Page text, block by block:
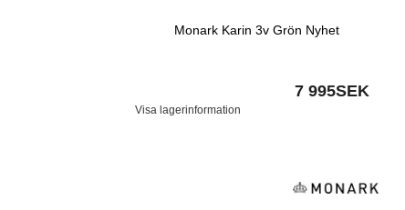
Monark Karin 3v Grön Nyhet
7 995SEK
Visa lagerinformation